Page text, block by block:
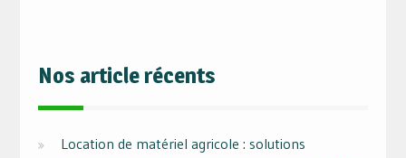
Nos article récents
Location de matériel agricole : solutions